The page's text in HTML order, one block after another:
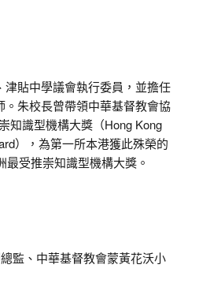
貼中學議會執行委員，並擔任
朱校長曾帶領中華基督教會協
知識型機構大獎（Hong Kong
），為第一所本港獲此殊榮的
受推崇知識型機構大獎。
監、中華基督教會蒙黃花沃小